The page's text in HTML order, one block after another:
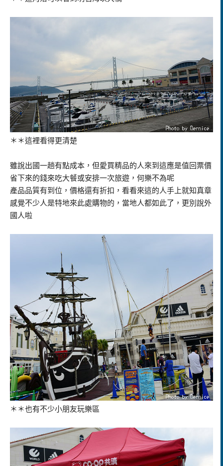
＊＊這裡看得更清楚
雖說出國一趟有點成本，但愛買精品的人來到這應是值回票價
省下來的錢來吃大餐或安排一次旅遊，何樂不為呢
產品品質有到位，價格還有折扣，看看來這的人手上就知真章
感覺不少人是特地來此處購物的，當地人都如此了，更別說外
國人啦
＊＊也有不少小朋友玩樂區